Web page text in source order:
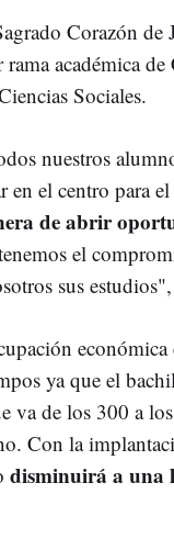
Corazón de
académica de
Sociales.
nuestros
en el centro para
de abrir
el
sus
económica
ya que el
va de los 300 a
Con la
disminuirá a una